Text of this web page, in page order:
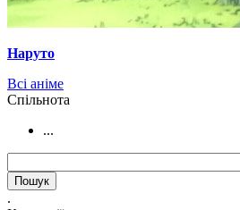
Наруто
Всі аніме
Cпільнота
...
.